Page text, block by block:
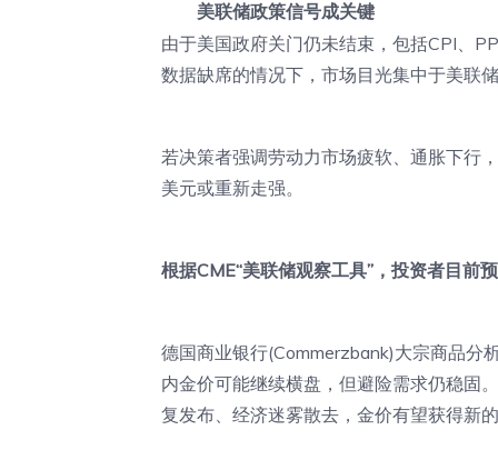
美联储政策信号成关键
由于美国政府关门仍未结束，包括CPI、
数据缺席的情况下，市场目光集中于美联
若决策者强调劳动力市场疲软、通胀下行
美元或重新走强。
根据CME“美联储观察工具”，投资者目
德国商业银行(Commerzbank)大宗商品分
内金价可能继续横盘，但避险需求仍稳固
复发布、经济迷雾散去，金价有望获得新